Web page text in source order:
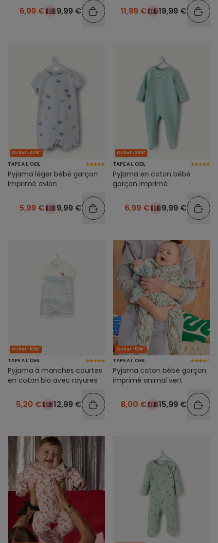
6,99 € 9,99 € 11,99 € 19,99 €
Outlet -40%*
TAPE A L'OEIL
Pyjama léger bébé garçon
imprimé avion
5,99 € 9,99 €
Outlet -30%*
TAPE A L'OEIL
Pyjama en coton bébé
garçon imprimé
6,99 € 9,99 €
Outlet -60%*
TAPE A L'OEIL
Pyjama à manches courtes
en coton bio avec rayures
5,20 € 12,99 €
Outlet -50%*
TAPE A L'OEIL
Pyjama coton bébé garçon
imprimé animal vert
8,00 € 15,99 €